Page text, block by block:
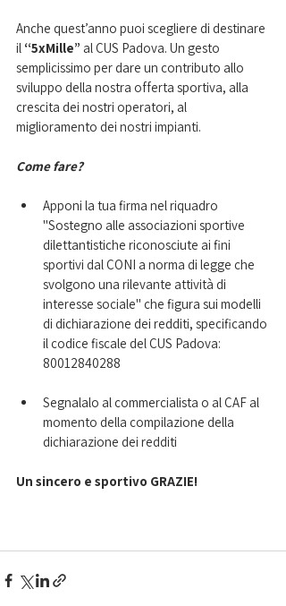
Anche quest’anno puoi scegliere di destinare
il “5xMille” al CUS Padova. Un gesto
semplicissimo per dare un contributo allo
sviluppo della nostra offerta sportiva, alla
crescita dei nostri operatori, al
miglioramento dei nostri impianti.
Come fare?
Apponi la tua firma nel riquadro
"Sostegno alle associazioni sportive
dilettantistiche riconosciute ai fini
sportivi dal CONI a norma di legge che
svolgono una rilevante attività di
interesse sociale" che figura sui modelli
di dichiarazione dei redditi, specificando
il codice fiscale del CUS Padova:
80012840288
Segnalalo al commercialista o al CAF al
momento della compilazione della
dichiarazione dei redditi
Un sincero e sportivo GRAZIE!